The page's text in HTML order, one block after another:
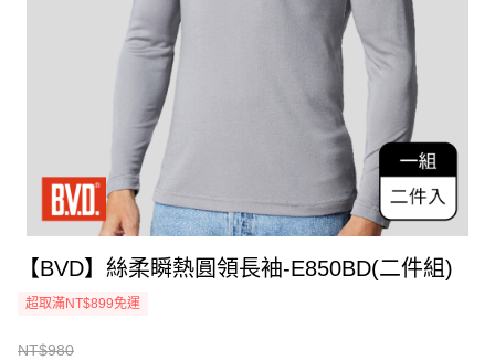
【BVD】絲柔瞬熱圓領長袖-E850BD(二件組)
超取滿NT$899免運
NT$980